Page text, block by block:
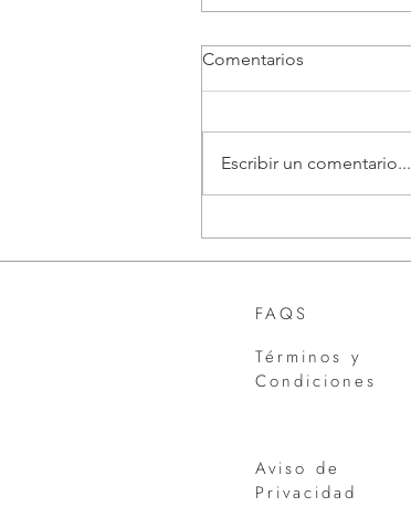
Comentarios
Escribir un comentario...
FAQS
Términos y
Condiciones
Aviso de
Privacidad